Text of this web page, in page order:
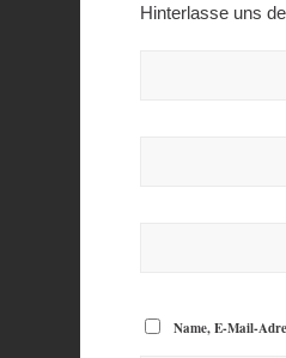
Hinterlasse uns
Name, E-Mail-